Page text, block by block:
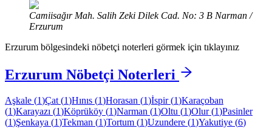
Camiisağır Mah. Salih Zeki Dilek Cad. No: 3 B Narman /
Erzurum
Erzurum bölgesindeki nöbetçi noterleri görmek için tıklayınız
Erzurum Nöbetçi Noterleri
Aşkale (1)Çat (1)Hınıs (1)Horasan (1)İspir(1)Karaçoban
(1)Karayazı (1)Köprüköy (1)Narman (1)Oltu (1)Olur(1)Pasinler
(1)Şenkaya (1)Tekman (1)Tortum (1)Uzundere (1)Yakutiye (6)